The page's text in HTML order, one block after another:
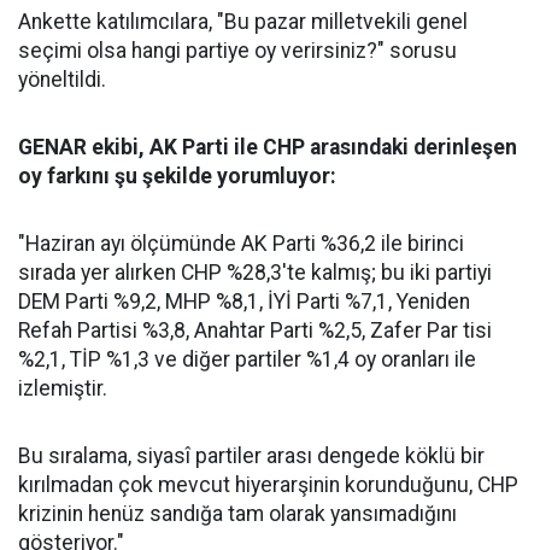
Ankette katılımcılara, "Bu pazar milletvekili genel
seçimi olsa hangi partiye oy verirsiniz?" sorusu
yöneltildi.
GENAR ekibi, AK Parti ile CHP arasındaki derinleşen
oy farkını şu şekilde yorumluyor:
"Haziran ayı ölçümünde AK Parti %36,2 ile birinci
sırada yer alırken CHP %28,3'te kalmış; bu iki partiyi
DEM Parti %9,2, MHP %8,1, İYİ Parti %7,1, Yeniden
Refah Partisi %3,8, Anahtar Parti %2,5, Zafer Par tisi
%2,1, TİP %1,3 ve diğer partiler %1,4 oy oranları ile
izlemiştir.
Bu sıralama, siyasî partiler arası dengede köklü bir
kırılmadan çok mevcut hiyerarşinin korunduğunu, CHP
krizinin henüz sandığa tam olarak yansımadığını
gösteriyor."